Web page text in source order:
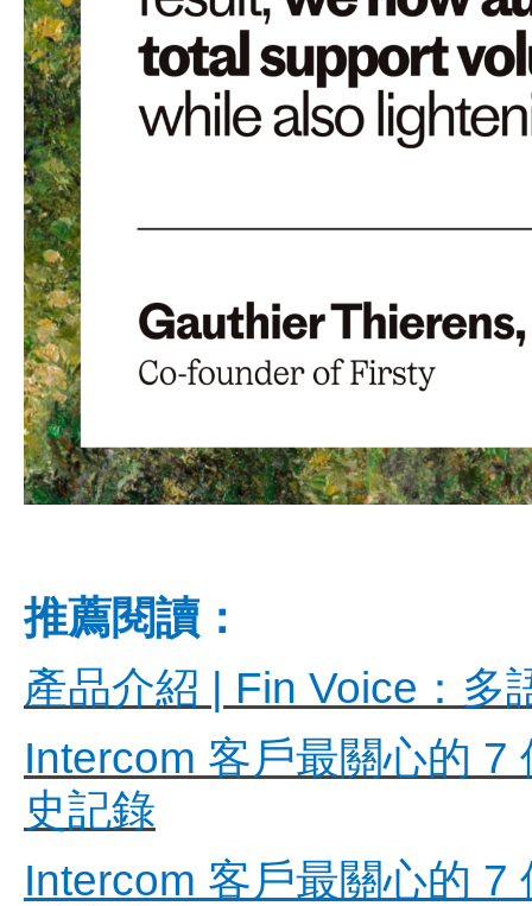
推薦閱讀：
產品介紹 | Fin Voice：多
Intercom 客戶最關心的 7
史記錄
Intercom 客戶最關心的 7